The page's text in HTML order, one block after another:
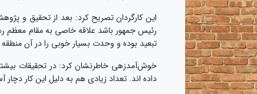
این کارگردان تصریح کرد: بعد از تحقیق و
رئیس جمهور باشد علاقه خاصی به مقام معظم
تبعید بوده و وحدت بسیار خوبی را در آن
خوش‌آمدزهی خاطرنشان کرد: در تحقیقات
داده اند. تعداد زیادی هم به دلیل این کار